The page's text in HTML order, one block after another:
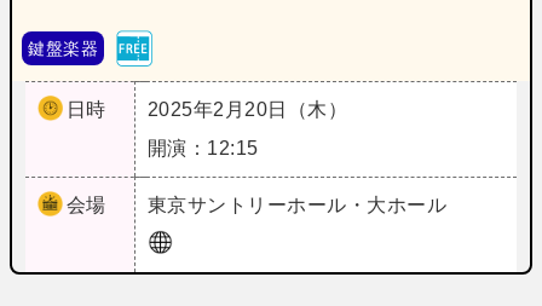
鍵盤楽器
日時
2025年2月20日（木）
開演：12:15
会場 東京サントリーホール・大ホール